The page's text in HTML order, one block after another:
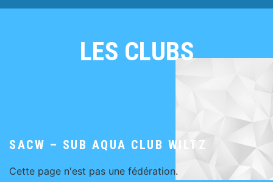
LES CLUBS
SACW – SUB AQUA CLUB WILTZ
Cette page n'est pas une fédération.